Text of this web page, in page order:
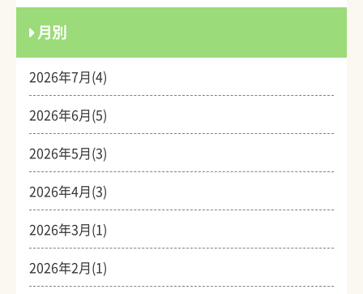
月別
2026年7月(4)
2026年6月(5)
2026年5月(3)
2026年4月(3)
2026年3月(1)
2026年2月(1)